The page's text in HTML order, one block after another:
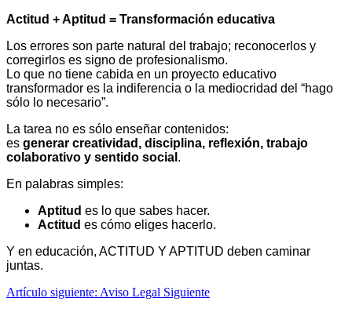
Actitud + Aptitud = Transformación educativa
Los errores son parte natural del trabajo; reconocerlos y
corregirlos es signo de profesionalismo.
Lo que no tiene cabida en un proyecto educativo
transformador es la indiferencia o la mediocridad del “hago
sólo lo necesario”.
La tarea no es sólo enseñar contenidos:
es generar creatividad, disciplina, reflexión, trabajo
colaborativo y sentido social .
En palabras simples:
Aptitud es lo que sabes hacer.
Actitud es cómo eliges hacerlo.
Y en educación, ACTITUD Y APTITUD deben caminar
juntas.
Artículo siguiente: Aviso Legal Siguiente